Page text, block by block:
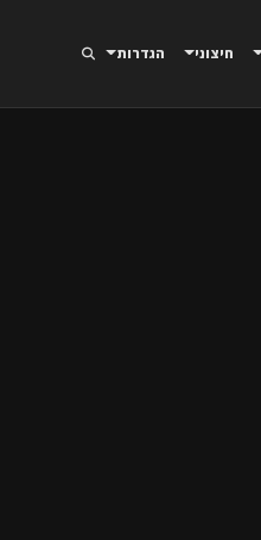
חיצוני הגדרות